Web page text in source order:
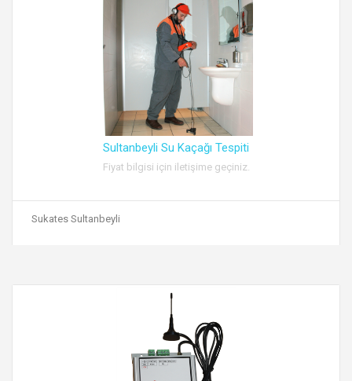
Sultanbeyli Su Kaçağı Tespiti
Fiyat bilgisi için iletişime geçiniz.
Sukates Sultanbeyli